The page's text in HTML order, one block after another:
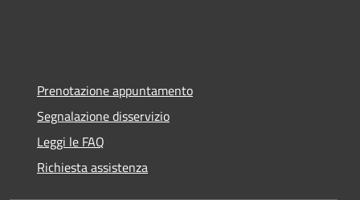
Prenotazione appuntamento
Segnalazione disservizio
Leggi le FAQ
Richiesta assistenza